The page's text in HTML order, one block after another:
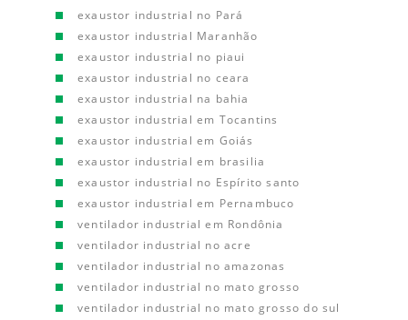
exaustor industrial no Pará
exaustor industrial Maranhão
exaustor industrial no piaui
exaustor industrial no ceara
exaustor industrial na bahia
exaustor industrial em Tocantins
exaustor industrial em Goiás
exaustor industrial em brasilia
exaustor industrial no Espírito santo
exaustor industrial em Pernambuco
ventilador industrial em Rondônia
ventilador industrial no acre
ventilador industrial no amazonas
ventilador industrial no mato grosso
ventilador industrial no mato grosso do sul